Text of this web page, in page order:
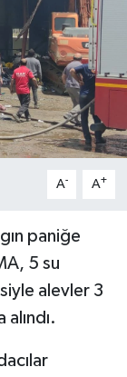
A- A+
paniğe
5 su
alevler 3